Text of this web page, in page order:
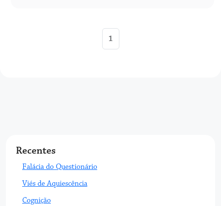
1
Recentes
Falácia do Questionário
Viés de Aquiescência
Cognição